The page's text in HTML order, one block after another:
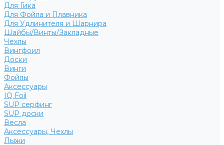
Для Гика
Для Фойла и Плавника
Для Удлинителя и Шарнира
Шайбы/Винты/Закладные
Чехлы
Вингфоил
Доски
Винги
Фойлы
Аксессуары
IQ Foil
SUP серфинг
SUP доски
Весла
Аксессуары, Чехлы
Лыжи